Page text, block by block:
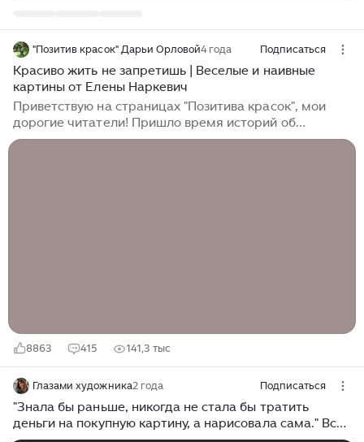
"Позитив красок" Дарьи Орловой4 года Подписаться
Красиво жить не запретишь | Веселые и наивные
картины от Елены Наркевич
Приветствую на страницах "Позитива красок", мои
дорогие читатели! Пришло время историй об
интересных художниках, которые своими картинами
8863 415 141,3 тыс
Глазами художника2 года Подписаться
"Знала бы раньше, никогда не стала бы тратить
деньги на покупную картину, а нарисовала сама." Вся